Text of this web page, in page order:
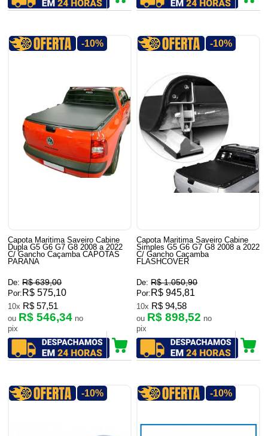
-10%
Capota Maritima Saveiro Cabine
Dupla G5 G6 G7 G8 2008 a 2022
C/ Gancho Caçamba CAPOTAS
PARANA
De: R$ 639,00
Por: R$ 575,10
10x R$ 57,51
ou R$ 546,34 no
pix
-10%
Capota Maritima Saveiro Cabine
Simples G5 G6 G7 G8 2008 a 2022
C/ Gancho Caçamba
FLASHCOVER
De: R$ 1.050,90
Por: R$ 945,81
10x R$ 94,58
ou R$ 898,52 no
pix
-10% -10%